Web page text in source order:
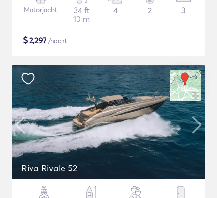
Motorjacht
34 ft
10 m
4 2 3
$2,297 /nacht
Riva Rivale 52